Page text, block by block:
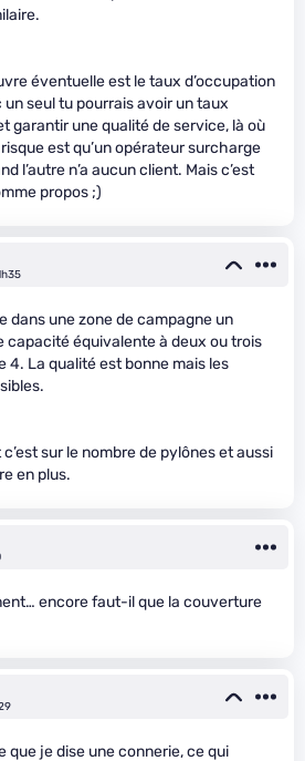
éventuelle est le taux d’occupation
seul tu pourrais avoir un taux
garantir une qualité de service, là où
est qu’un opérateur surcharge
l’autre n’a aucun client. Mais c’est
propos ;)
dans une zone de campagne un
capacité équivalente à deux ou trois
4. La qualité est bonne mais les
sur le nombre de pylônes et aussi
en plus.
encore faut-il que la couverture
que je dise une connerie, ce qui